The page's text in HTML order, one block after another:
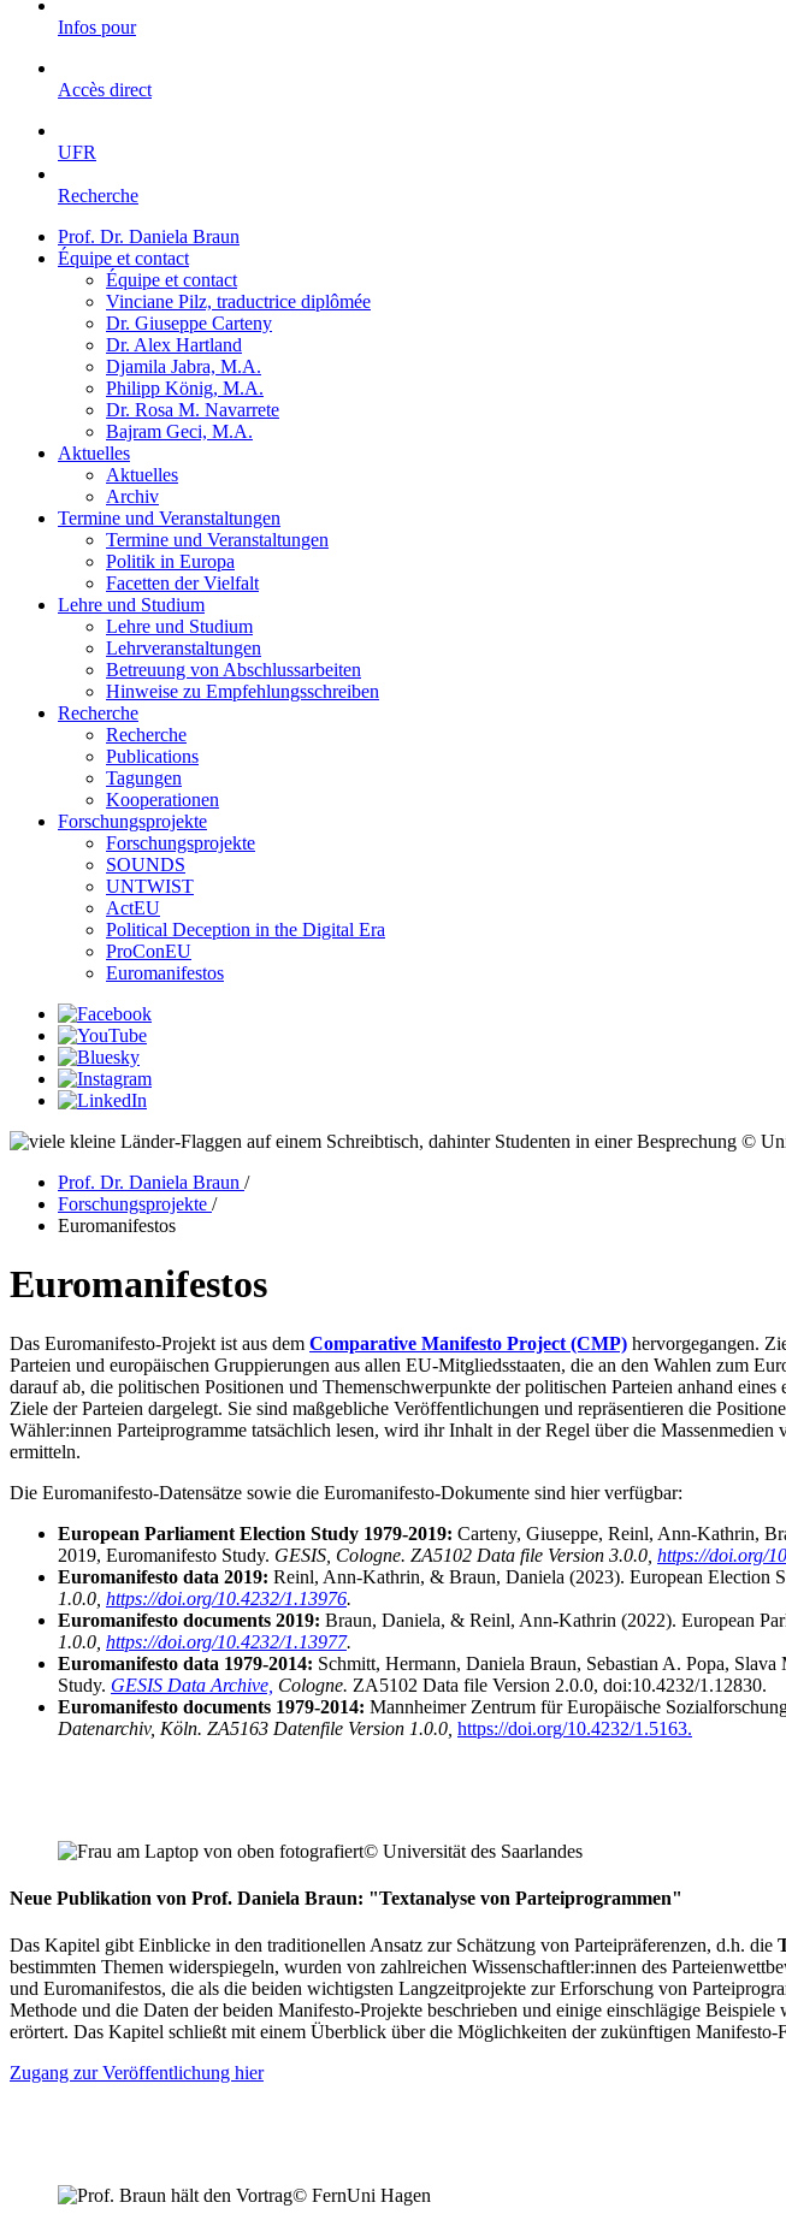
Infos pour
Accès direct
UFR
Recherche
Prof. Dr. Daniela Braun
Équipe et contact
Équipe et contact
Vinciane Pilz, traductrice diplômée
Dr. Giuseppe Carteny
Dr. Alex Hartland
Djamila Jabra, M.A.
Philipp König, M.A.
Dr. Rosa M. Navarrete
Bajram Geci, M.A.
Aktuelles
Aktuelles
Archiv
Termine und Veranstaltungen
Termine und Veranstaltungen
Politik in Europa
Facetten der Vielfalt
Lehre und Studium
Lehre und Studium
Lehrveranstaltungen
Betreuung von Abschlussarbeiten
Hinweise zu Empfehlungsschreiben
Recherche
Recherche
Publications
Tagungen
Kooperationen
Forschungsprojekte
Forschungsprojekte
SOUNDS
UNTWIST
ActEU
Political Deception in the Digital Era
ProConEU
Euromanifestos
©
Prof. Dr. Daniela Braun /
Forschungsprojekte /
Euromanifestos
Euromanifestos
Das Euromanifesto-Projekt ist aus dem Comparative Manifesto Project (CMP) hervorgegangen.
Parteien und europäischen Gruppierungen aus allen EU-Mitgliedsstaaten, die an den Wahlen zum
darauf ab, die politischen Positionen und Themenschwerpunkte der politischen Parteien anhand
Ziele der Parteien dargelegt. Sie sind maßgebliche Veröffentlichungen und repräsentieren die
Wähler:innen Parteiprogramme tatsächlich lesen, wird ihr Inhalt in der Regel über die
ermitteln.
Die Euromanifesto-Datensätze sowie die Euromanifesto-Dokumente sind hier verfügbar:
European Parliament Election Study 1979-2019: Carteny, Giuseppe, Reinl, Ann-Kathrin,
2019, Euromanifesto Study. GESIS, Cologne. ZA5102 Data file Version 3.0.0, https://doi.org/
Euromanifesto data 2019: Reinl, Ann-Kathrin, & Braun, Daniela (2023). European Election
1.0.0, https://doi.org/10.4232/1.13976.
Euromanifesto documents 2019: Braun, Daniela, & Reinl, Ann-Kathrin (2022). European
1.0.0, https://doi.org/10.4232/1.13977.
Euromanifesto data 1979-2014: Schmitt, Hermann, Daniela Braun, Sebastian A. Popa,
Study. GESIS Data Archive, Cologne. ZA5102 Data file Version 2.0.0, doi:10.4232/1.12830.
Euromanifesto documents 1979-2014: Mannheimer Zentrum für Europäische
Datenarchiv, Köln. ZA5163 Datenfile Version 1.0.0, https://doi.org/10.4232/1.5163.
© Universität des Saarlandes
Neue Publikation von Prof. Daniela Braun: "Textanalyse von Parteiprogrammen"
Das Kapitel gibt Einblicke in den traditionellen Ansatz zur Schätzung von Parteipräferenzen, d.h. die
bestimmten Themen widerspiegeln, wurden von zahlreichen Wissenschaftler:innen des
und Euromanifestos, die als die beiden wichtigsten Langzeitprojekte zur Erforschung von
Methode und die Daten der beiden Manifesto-Projekte beschrieben und einige einschlägige
erörtert. Das Kapitel schließt mit einem Überblick über die Möglichkeiten der zukünftigen Manifesto-
Zugang zur Veröffentlichung hier
© FernUni Hagen